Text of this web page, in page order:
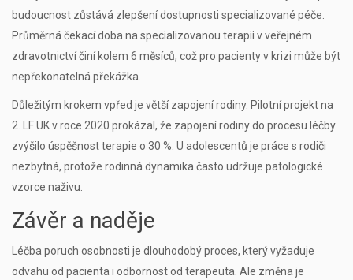
budoucnost zůstává zlepšení dostupnosti specializované péče.
Průměrná čekací doba na specializovanou terapii v veřejném
zdravotnictví činí kolem 6 měsíců, což pro pacienty v krizi může být
nepřekonatelná překážka.
Důležitým krokem vpřed je větší zapojení rodiny. Pilotní projekt na
2. LF UK v roce 2020 prokázal, že zapojení rodiny do procesu léčby
zvýšilo úspěšnost terapie o 30 %. U adolescentů je práce s rodiči
nezbytná, protože rodinná dynamika často udržuje patologické
vzorce naživu.
Závěr a naděje
Léčba poruch osobnosti je dlouhodobý proces, který vyžaduje
odvahu od pacienta i odbornost od terapeuta. Ale změna je